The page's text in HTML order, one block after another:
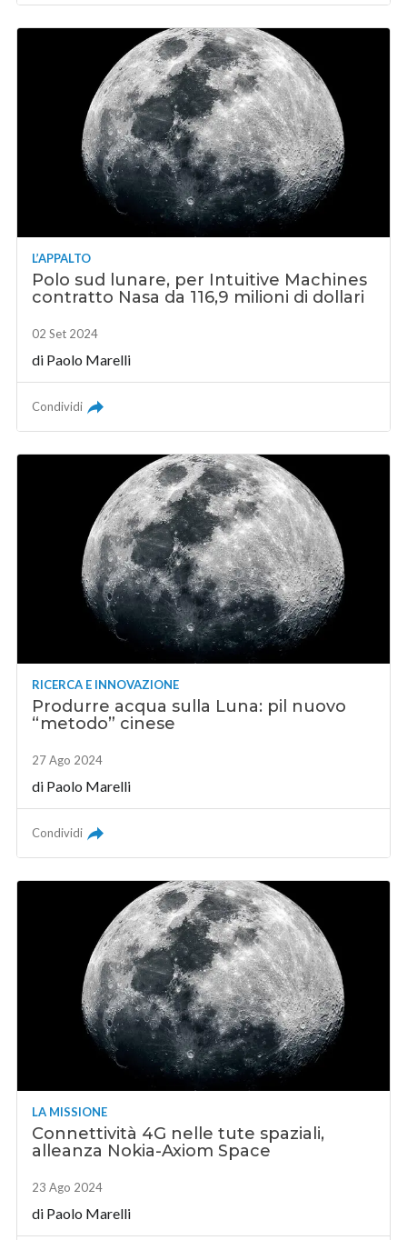
L’APPALTO
Polo sud lunare, per Intuitive Machines
contratto Nasa da 116,9 milioni di dollari
02 Set 2024
di Paolo Marelli
Condividi
RICERCA E INNOVAZIONE
Produrre acqua sulla Luna: pil nuovo
“metodo” cinese
27 Ago 2024
di Paolo Marelli
Condividi
LA MISSIONE
Connettività 4G nelle tute spaziali,
alleanza Nokia-Axiom Space
23 Ago 2024
di Paolo Marelli